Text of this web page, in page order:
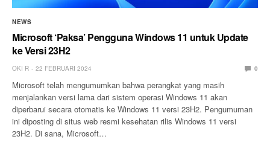
NEWS
Microsoft ‘Paksa’ Pengguna Windows 11 untuk Update
ke Versi 23H2
OKI R 22 FEBRUARI 2024 0
Microsoft telah mengumumkan bahwa perangkat yang masih
menjalankan versi lama dari sistem operasi Windows 11 akan
diperbarui secara otomatis ke Windows 11 versi 23H2. Pengumuman
ini diposting di situs web resmi kesehatan rilis Windows 11 versi
23H2. Di sana, Microsoft…